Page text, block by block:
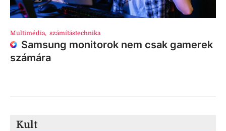
Multimédia, számítástechnika
Samsung monitorok nem csak gamerek
számára
Kult